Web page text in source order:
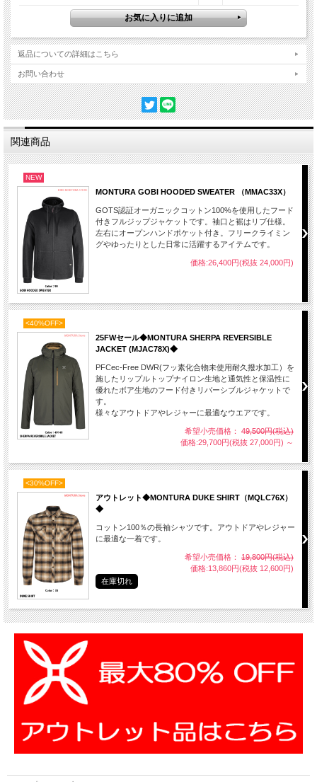
返品についての詳細はこちら
お問い合わせ
関連商品
NEW
MONTURA GOBI HOODED SWEATER （MMAC33X）
GOTS認証オーガニックコットン100%を使用したフード
付きフルジップジャケットです。袖口と裾はリブ仕様。
左右にオープンハンドポケット付き。フリークライミン
グやゆったりとした日常に活躍するアイテムです。
価格:26,400円(税抜 24,000円)
<40%OFF>
25FWセール◆MONTURA SHERPA REVERSIBLE
JACKET (MJAC78X)◆
PFCec-Free DWR(フッ素化合物未使用耐久撥水加工）を
施したリップルトップナイロン生地と通気性と保温性に
優れたボア生地のフード付きリバーシブルジャケットで
す。
様々なアウトドアやレジャーに最適なウエアです。
希望小売価格： 49,500円(税込)
価格:29,700円(税抜 27,000円) ～
<30%OFF>
アウトレット◆MONTURA DUKE SHIRT（MQLC76X）
◆
コットン100％の長袖シャツです。アウトドアやレジャー
に最適な一着です。
希望小売価格： 19,800円(税込)
価格:13,860円(税抜 12,600円)
在庫切れ